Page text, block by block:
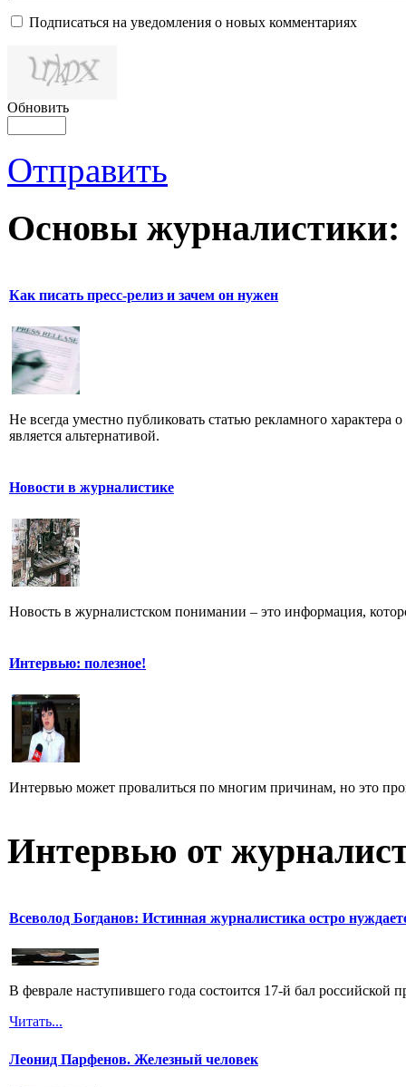
Подписаться на уведомления о новых комментариях
Обновить
Отправить
Основы журналистики:
Как писать пресс-релиз и зачем он нужен
Не всегда уместно публиковать статью рекламного
является альтернативой.
Новости в журналистике
Новость в журналистском понимании – это информация,
Интервью: полезное!
Интервью может провалиться по многим причинам, но это
Интервью от
Всеволод Богданов: Истинная журналистика остро
В феврале наступившего года состоится 17-й бал российской
Читать...
Леонид Парфенов. Железный человек